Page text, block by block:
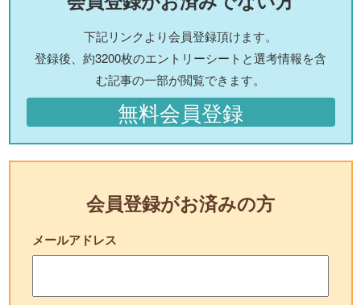
下記リンクより会員登録頂けます。
登録後、約3200枚のエントリーシートと選考情報を含
む記事の一部が閲覧できます。
無料会員登録
会員登録がお済みの方
メールアドレス